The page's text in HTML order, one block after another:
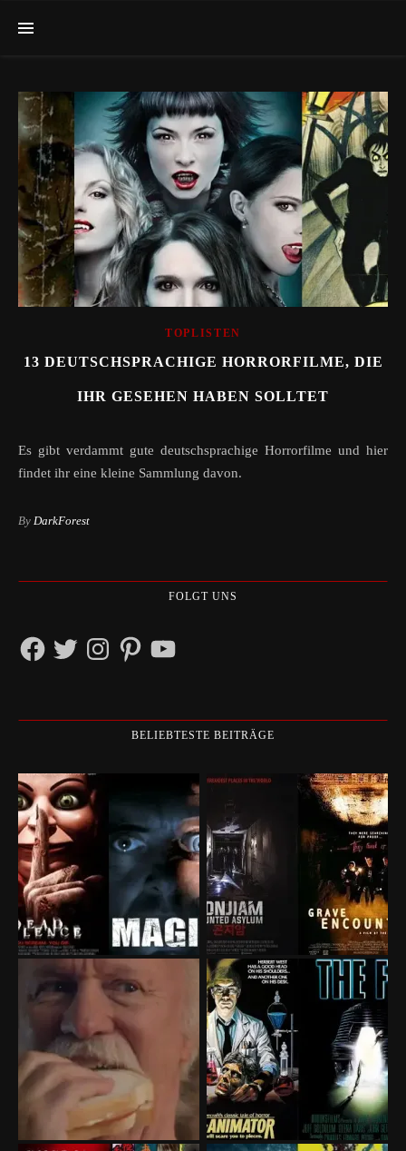
TOPLISTEN
13 DEUTSCHSPRACHIGE HORRORFILME, DIE
IHR GESEHEN HABEN SOLLTET
Es gibt verdammt gute deutschsprachige Horrorfilme und hier
findet ihr eine kleine Sammlung davon.
By DarkForest
FOLGT UNS
FacebookTwitterInstagramPinterestYouTube
BELIEBTESTE BEITRÄGE